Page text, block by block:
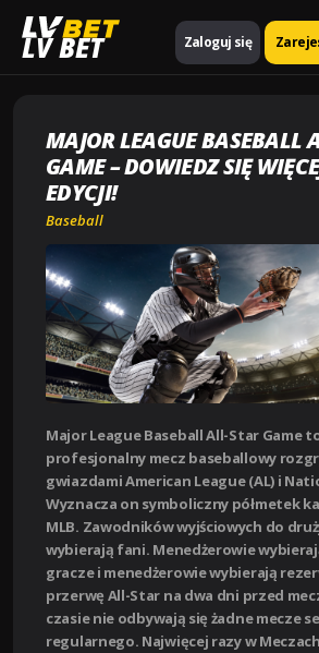
LV BET Zaloguj się
Strona główna
Baseball
Major League Baseball All-Star Game – dowiedz
MAJOR LEAGUE BASEBALL
GAME – DOWIEDZ SIĘ
EDYCJI!
Baseball
Major League Baseball All-Star Game
profesjonalny mecz baseballowy
gwiazdami American League (AL) i
Wyznacza on symboliczny półmetek
MLB. Zawodników wyjściowych do
wybierają fani. Menedżerowie
gracze i menedżerowie wybierają
przerwę All-Star na dwa dni przed
czasie nie odbywają się żadne mecze
regularnego. Najwięcej razy w